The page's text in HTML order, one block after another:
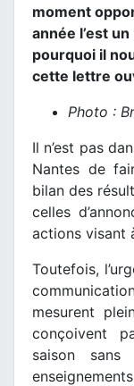
moment
année l’est
pourquoi il
cette lettre
Photo :
Il n’est pas
Nantes de
bilan des
celles
actions visant
Toutefois,
mesurent
conçoivent
saison